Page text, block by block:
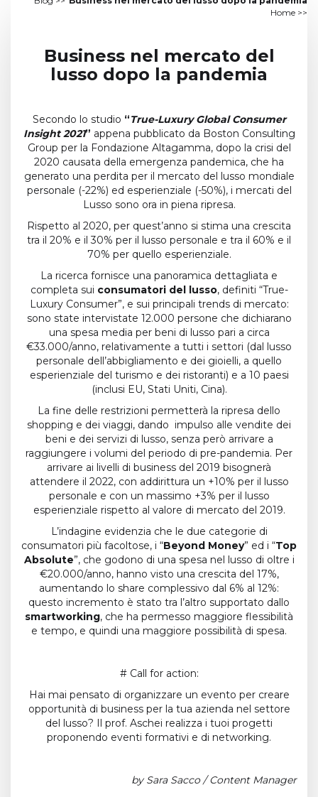
Home >>
Business nel mercato del
lusso dopo la pandemia
Secondo lo studio “True-Luxury Global Consumer
Insight 2021” appena pubblicato da Boston Consulting
Group per la Fondazione Altagamma, dopo la crisi del
2020 causata della emergenza pandemica, che ha
generato una perdita per il mercato del lusso mondiale
personale (-22%) ed esperienziale (-50%), i mercati del
Lusso sono ora in piena ripresa.
Rispetto al 2020, per quest’anno si stima una crescita
tra il 20% e il 30% per il lusso personale e tra il 60% e il
70% per quello esperienziale.
La ricerca fornisce una panoramica dettagliata e
completa sui consumatori del lusso, definiti “True-
Luxury Consumer”, e sui principali trends di mercato:
sono state intervistate 12.000 persone che dichiarano
una spesa media per beni di lusso pari a circa
€33.000/anno, relativamente a tutti i settori (dal lusso
personale dell’abbigliamento e dei gioielli, a quello
esperienziale del turismo e dei ristoranti) e a 10 paesi
(inclusi EU, Stati Uniti, Cina).
La fine delle restrizioni permetterà la ripresa dello
shopping e dei viaggi, dando impulso alle vendite dei
beni e dei servizi di lusso, senza però arrivare a
raggiungere i volumi del periodo di pre-pandemia. Per
arrivare ai livelli di business del 2019 bisognerà
attendere il 2022, con addirittura un +10% per il lusso
personale e con un massimo +3% per il lusso
esperienziale rispetto al valore di mercato del 2019.
L’indagine evidenzia che le due categorie di
consumatori più facoltose, i “Beyond Money” ed i “Top
Absolute”, che godono di una spesa nel lusso di oltre i
€20.000/anno, hanno visto una crescita del 17%,
aumentando lo share complessivo dal 6% al 12%:
questo incremento è stato tra l’altro supportato dallo
smartworking, che ha permesso maggiore flessibilità
e tempo, e quindi una maggiore possibilità di spesa.
# Call for action:
Hai mai pensato di organizzare un evento per creare
opportunità di business per la tua azienda nel settore
del lusso? Il prof. Aschei realizza i tuoi progetti
proponendo eventi formativi e di networking.
by Sara Sacco / Content Manager